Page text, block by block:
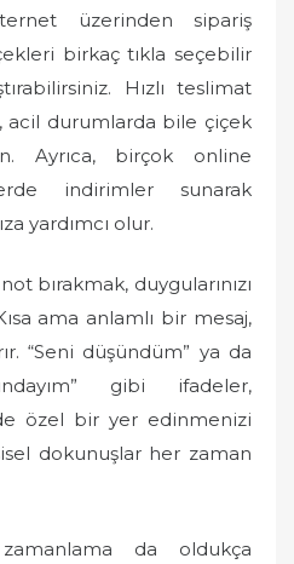
üzerinden sipariş
birkaç tıkla seçebilir
Hızlı teslimat
acil durumlarda bile çiçek
Ayrıca, birçok online
indirimler sunarak
yardımcı olur.
bırakmak, duygularınızı
ama anlamlı bir mesaj,
“Seni düşündüm” ya da
gibi ifadeler,
özel bir yer edinmenizi
dokunuşlar her zaman
da oldukça